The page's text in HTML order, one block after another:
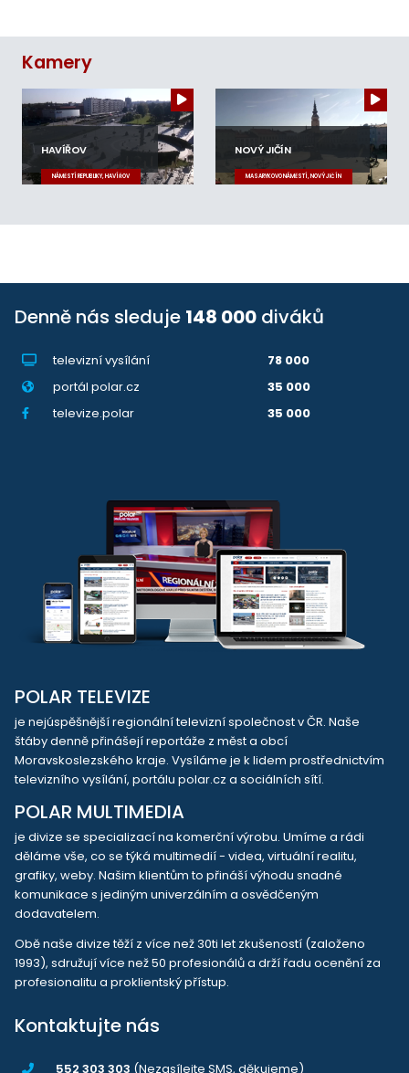
Kamery
HAVÍŘOV
NÁMĚSTÍ REPUBLIKY, HAVÍŘOV
NOVÝ JIČÍN
MASARYKOVO NÁMĚSTÍ, NOVÝ JIČÍN
Denně nás sleduje 148 000 diváků
televizní vysílání
78 000
portál polar.cz
35 000
televize.polar
35 000
POLAR TELEVIZE
je nejúspěšnější regionální televizní společnost v ČR. Naše
štáby denně přinášejí reportáže z měst a obcí
Moravskoslezského kraje. Vysíláme je k lidem prostřednictvím
televizního vysílání, portálu polar.cz a sociálních sítí.
POLAR MULTIMEDIA
je divize se specializací na komerční výrobu. Umíme a rádi
děláme vše, co se týká multimedií - videa, virtuální realitu,
grafiky, weby. Našim klientům to přináší výhodu snadné
komunikace s jediným univerzálním a osvědčeným
dodavatelem.
Obě naše divize těží z více než 30ti let zkušeností (založeno
1993), sdružují více než 50 profesionálů a drží řadu ocenění za
profesionalitu a proklientský přístup.
Kontaktujte nás
552 303 303 (Nezasílejte SMS, děkujeme)